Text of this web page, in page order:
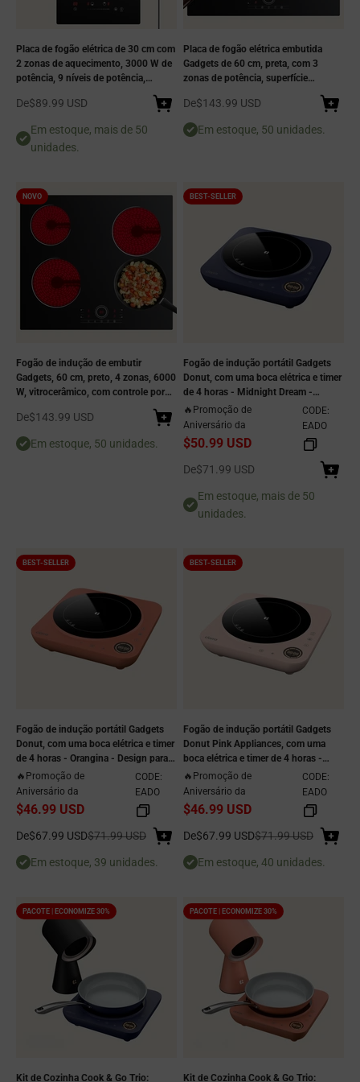
Placa de fogão elétrica de 30 cm com
2 zonas de aquecimento, 3000 W de
potência, 9 níveis de potência,
controlo tátil sensível, superfície em
vidro cristal preto, compatível com
fácil de limpar.
Preço de venda
De$89.99 USD
Em estoque, mais de 50
unidades.
Placa de fogão elétrica embutida
Gadgets de 60 cm, preta, com 3
zonas de potência, superfície
vitrocerâmica, 5600 W, controle por
toque, 9 níveis de potência, timer de
99 minutos, desligamento
automático, trava de segurança para
Preço de venda
De$143.99 USD
Em estoque, 50 unidades.
NOVO
Fogão de indução de embutir
Gadgets, 60 cm, preto, 4 zonas, 6000
W, vitrocerâmico, com controle por
toque, 9 níveis de potência, timer de
99 minutos, desligamento
automático, trava de segurança para
crianças, indicador de calor residual,
Preço de venda
De$143.99 USD
Em estoque, 50 unidades.
BEST-SELLER
Fogão de indução portátil Gadgets
Donut, com uma boca elétrica e timer
de 4 horas - Midnight Dream -
Design para tomada
🔥Promoção de
Aniversário da
$50.99 USD
CODE:
EADO
Preço de venda
De$71.99 USD
Em estoque, mais de 50
unidades.
BEST-SELLER
Fogão de indução portátil Gadgets
Donut, com uma boca elétrica e timer
de 4 horas - Orangina - Design para
tomada
🔥Promoção de
Aniversário da
$46.99 USD
CODE:
EADO
Preço de venda
De$67.99 USDPreço normal
$71.99 USD
Em estoque, 39 unidades.
BEST-SELLER
Fogão de indução portátil Gadgets
Donut Pink Appliances, com uma
boca elétrica e timer de 4 horas -
Sakura Candy - Design com plugue
🔥Promoção de
Aniversário da
$46.99 USD
CODE:
EADO
Preço de venda
De$67.99 USDPreço normal
$71.99 USD
Em estoque, 40 unidades.
PACOTE | ECONOMIZE 30%
Kit de Cozinha Cook & Go Trio:
PACOTE | ECONOMIZE 30%
Kit de Cozinha Cook & Go Trio: